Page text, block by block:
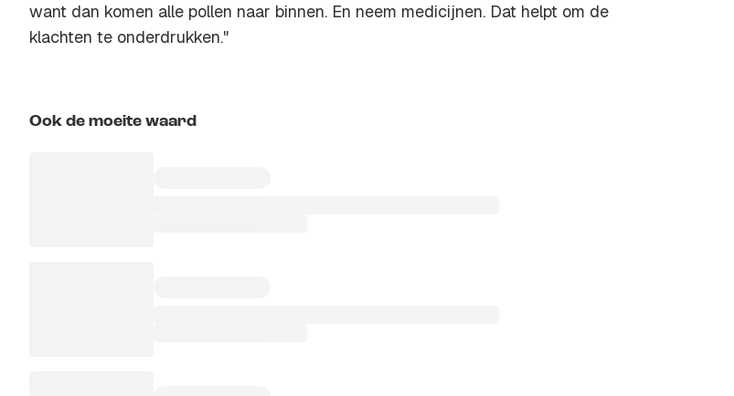
want dan komen alle pollen naar binnen. En neem medicijnen. Dat helpt om de
klachten te onderdrukken."
Ook de moeite waard